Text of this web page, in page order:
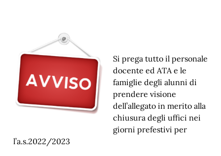
Si prega tutto il personale
docente ed ATA e le
famiglie degli alunni di
prendere visione
dell’allegato in merito alla
chiusura degli uffici nei
giorni prefestivi per
l’a.s.2022/2023